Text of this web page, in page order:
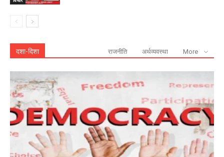
दशा-दिशा राजनीति अर्थव्यवस्था More